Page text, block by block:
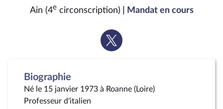
Ain (4ecirconscription) | Mandat en cours
Voir
la
Biographie
Né le 15 janvier 1973 à Roanne (Loire)
Professeur d'italien